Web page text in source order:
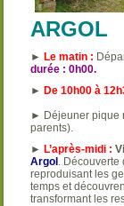
ARGOL
►Le matin :
durée : 0h00.
►De 10h00 à
► Déjeuner pique
parents).
►L’après-midi :
Argol. Découverte
reproduisant les
temps et
transformant les